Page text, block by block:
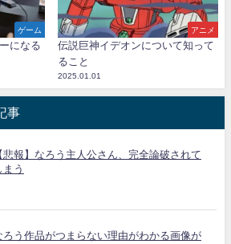
ゲーム
になる
アニメ
伝説巨神イデオンについて知って
ること
2025.01.01
事
悲報】なろう主人公さん、完全論破されて
まう
ろう作品がつまらない理由がわかる画像が